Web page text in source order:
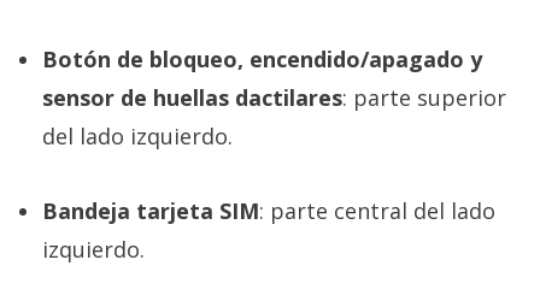
Botón de bloqueo, encendido/apagado y
sensor de huellas dactilares: parte superior
del lado izquierdo.
Bandeja tarjeta SIM: parte central del lado
izquierdo.